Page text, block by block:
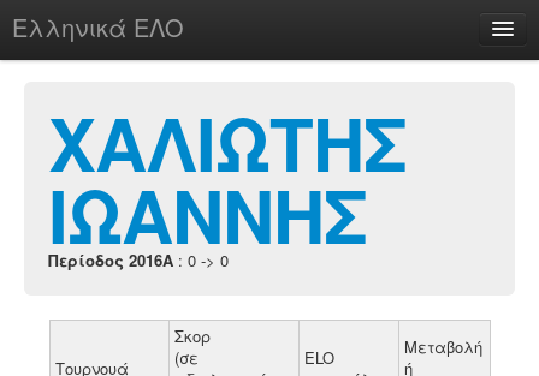
Ελληνικά ΕΛΟ
chesstu.be @ discord
Login
ΧΑΛΙΩΤΗΣ
ΙΩΑΝΝΗΣ
Περίοδος 2016A : 0 -> 0
Τουρνουά
Σκορ
(σε
ELO
Μεταβολή
ή